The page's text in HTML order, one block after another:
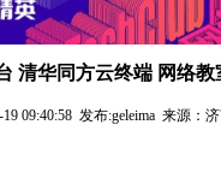
清华同方云终端 网络
19 09:40:58 发布:geleima 来源：